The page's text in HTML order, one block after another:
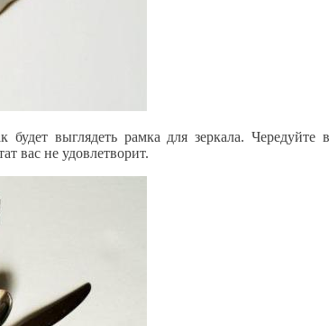
выглядеть рамка для зеркала.
вас не удовлетворит.